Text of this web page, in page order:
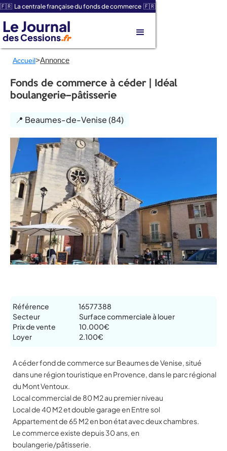
🇫🇷 La centrale française du fonds de commerce 🇫🇷
Le Journal
des Cessions.fr
Accueil>Annonce
Fonds de commerce à céder | Idéal
boulangerie–pâtisserie
📍 Beaumes-de-Venise (84)
Référence
Secteur
Prix de vente
Loyer
16577388
Surface commerciale à louer
10.000€
2.100€
A céder fond de commerce sur Beaumes de Venise, situé
dans une région touristique en Provence, dans le parc régional
du Mont Ventoux.
Local commercial de 80 M2 au premier niveau
Local de 40 M2 et double garage en Entre sol
Appartement de 65 M2 en bon état avec deux chambres.
Le commerce existe depuis 30 ans, en
boulangerie/pâtisserie.